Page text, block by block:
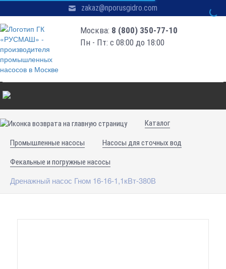
zakaz@nporusgidro.com
Москва: 8 (800) 350-77-10
Пн - Пт: с 08:00 до 18:00
Каталог
Промышленные насосы Насосы для сточных вод
Фекальные и погружные насосы
Дренажный насос Гном 16-16-1,1кВт-380В